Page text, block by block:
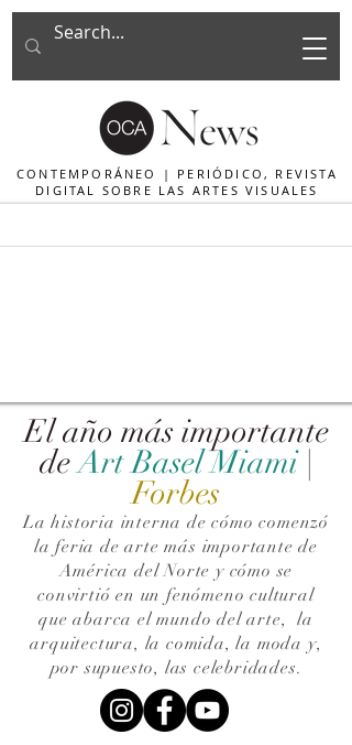
CONTEMPORÁNEO | PERIÓDICO, REVISTA
DIGITAL SOBRE LAS ARTES VISUALES
El año más importante
de Art Basel Miami |
Forbes
La historia interna de cómo comenzó
la feria de arte más importante de
América del Norte y cómo se
convirtió en un fenómeno cultural
que abarca el mundo del arte,la
arquitectura, la comida, la moda y,
por supuesto, las celebridades.